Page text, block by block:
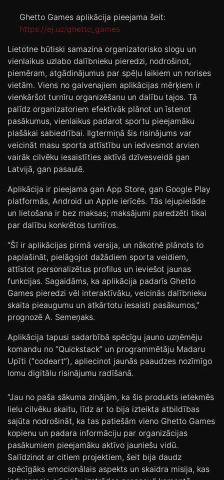
Ghetto Games aplikācija pieejama šeit:
https://ej.uz/ghetto_games
Lietotne būtiski samazina organizatorisko slogu un
vienlaikus uzlabo dalībnieku pieredzi, nodrošinot,
piemēram, atgādinājumus par spēļu laikiem un norises
vietām. Viens no galvenajiem aplikācijas mērķiem ir
vienkāršot turnīru organizēšanu un dalību tajos. Tā
palīdz organizatoriem efektīvāk plānot un īstenot
pasākumus, vienlaikus padarot sportu pieejamāku
plašākai sabiedrībai. Ilgtermiņā šis risinājums var
veicināt masu sporta attīstību un iedvesmot arvien
vairāk cilvēku iesaistīties aktīvā dzīvesveidā gan
Latvijā, gan pasaulē.
Aplikācija ir pieejama gan App Store, gan Google Play
platformās, Android un Apple ierīcēs. Tās lejupielāde
un lietošana ir bez maksas; maksājumi paredzēti tikai
par dalību konkrētos turnīros.
“Šī ir aplikācijas pirmā versija, un nākotnē plānots to
paplašināt, pielāgojot dažādiem sporta veidiem,
attīstot personalizētus profilus un ieviešot jaunas
funkcijas. Sagaidāms, ka aplikācija padarīs Ghetto
Games pieredzi vēl interaktīvāku, veicinās dalībnieku
skaita pieaugumu un atkārtotu iesaisti pasākumos,”
prognozē A. Semeņaks.
Aplikācija tapusi sadarbībā spēcīgu jauno uzņēmēju
komandu no “Quickstack” un programmētāju Madaru
Upīti (“codeart”), apliecinot jaunās paaudzes nozīmīgo
lomu digitālu risinājumu radīšanā.
“Jau no paša sākuma zinājām, ka šis produkts ietekmēs
lielu cilvēku skaitu, līdz ar to bija izteikta atbildības
sajūta nodrošināt, ka tas patiešām vieno Ghetto Games
kopienu un padara informāciju par organizācijas
pasākumiem pieejamāku aktīvo jauniešu vidū.
Salīdzinot ar citiem projektiem, šeit bija daudz
spēcīgāks emocionālais aspekts un skaidra misija, kas